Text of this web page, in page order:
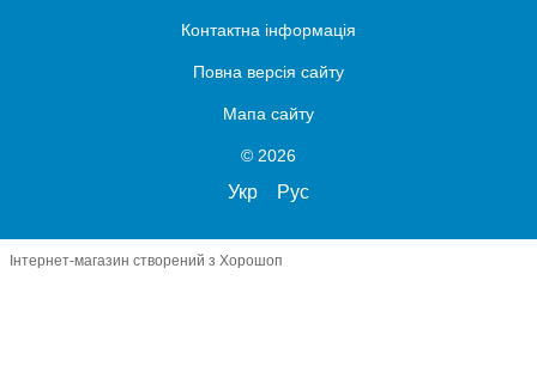
Контактна інформація
Повна версія сайту
Мапа сайту
© 2026
Укр Рус
Інтернет-магазин створений з Хорошоп